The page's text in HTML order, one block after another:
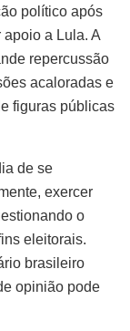
político após
a Lula. A
repercussão
acaloradas e
figuras públicas
de se
exercer
o
eleitorais.
brasileiro
opinião pode